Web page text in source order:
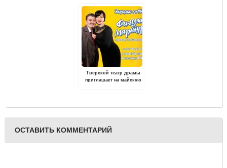
года
Тверской театр драмы
приглашает на майскую
ОСТАВИТЬ КОММЕНТАРИЙ